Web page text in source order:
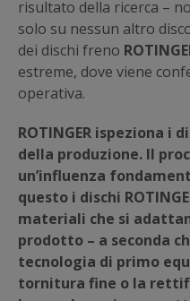
risultato della ricerca –
solo su nessun altro
dei dischi freno
estreme, dove viene
operativa.
ROTINGER ispeziona i
della produzione. Il
un’influenza
questo i dischi
materiali che si
prodotto – a seconda
tecnologia di primo
tornitura fine o la